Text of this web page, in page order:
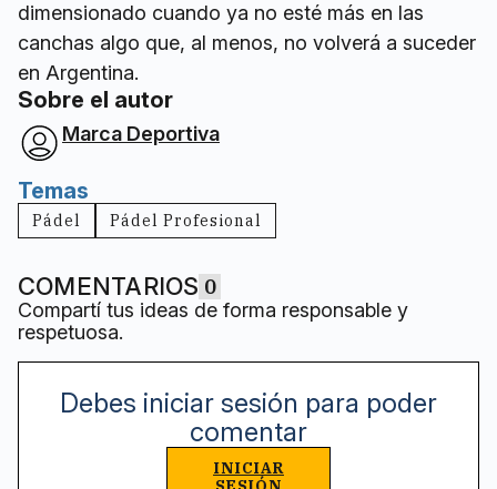
dimensionado cuando ya no esté más en las
canchas algo que, al menos, no volverá a suceder
en Argentina.
Sobre el autor
Marca Deportiva
Temas
Pádel Pádel Profesional
COMENTARIOS 0
Compartí tus ideas de forma responsable y
respetuosa.
Debes iniciar sesión para poder
comentar
INICIAR